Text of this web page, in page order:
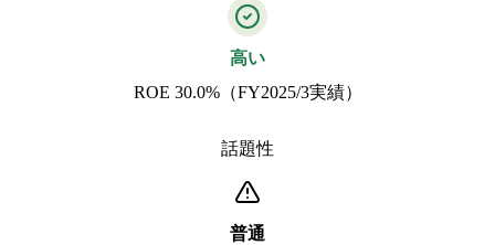
高い
ROE 30.0%（FY2025/3実績）
話題性
普通